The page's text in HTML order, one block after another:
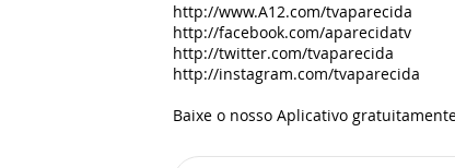
http://www.A12.com/tvaparecida
http://facebook.com/aparecidatv
http://twitter.com/tvaparecida
http://instagram.com/tvaparecida
Baixe o nosso Aplicativo